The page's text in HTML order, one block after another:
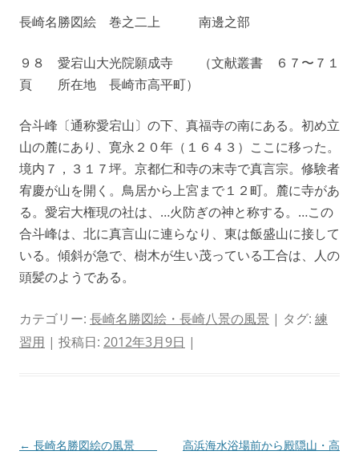
長崎名勝図絵 巻之二上 南邊之部
９８ 愛宕山大光院願成寺 （文献叢書 ６７〜７１
頁 所在地 長崎市高平町）
合斗峰〔通称愛宕山〕の下、真福寺の南にある。初め立
山の麓にあり、寛永２０年（１６４３）ここに移った。
境内７，３１７坪。京都仁和寺の末寺で真言宗。修験者
宥慶が山を開く。鳥居から上宮まで１２町。麓に寺があ
る。愛宕大権現の社は、…火防ぎの神と称する。…この
合斗峰は、北に真言山に連らなり、東は飯盛山に接して
いる。傾斜が急で、樹木が生い茂っている工合は、人の
頭髪のようである。
カテゴリー: 長崎名勝図絵・長崎八景の風景 | タグ: 練
習用 | 投稿日: 2012年3月9日 |
投
← 長崎名勝図絵の風景
高浜海水浴場前から殿隠山・高